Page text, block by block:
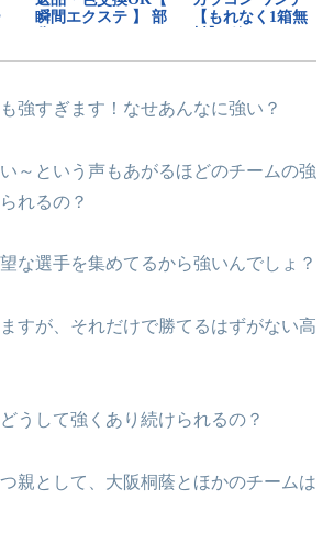
強すぎます！なせあんなに強い？
～という声もあがるほどのチームの強
れるの？
な選手を集めてるから強いんでしょ？
すが、それだけで勝てるはずがない高
うして強くあり続けられるの？
親として、大阪桐蔭とほかのチームは